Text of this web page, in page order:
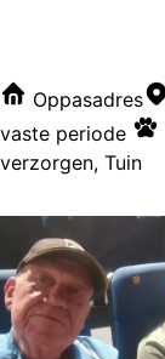
Oppasadres
vaste periode
verzorgen, Tuin